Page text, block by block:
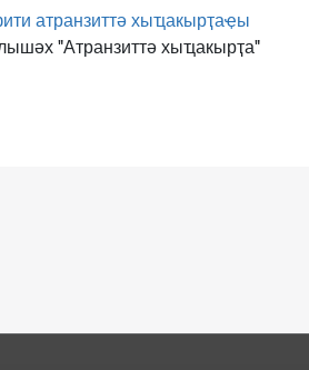
атранзиттә хыҵакырҭаҿы
"Атранзиттә хыҵакырҭа"